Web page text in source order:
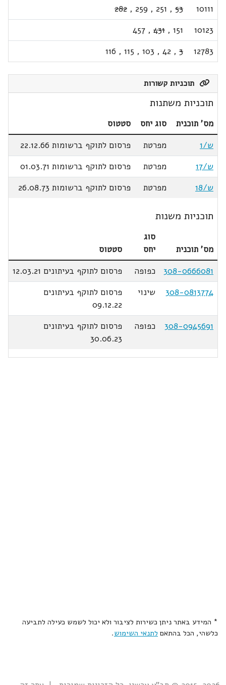
10111
53
,
251
,
259
,
282
10123
151
,
431
,
457
12783
3
,
42
,
103
,
115
,
116
תוכניות קשורות
תוכניות משתנות
מס' תוכנית סוג יחס
סטטוס
ש/1
מפרטת
פרסום לתוקף ברשומות 22.12.66
ש/17
מפרטת
פרסום לתוקף ברשומות 01.03.71
ש/18
מפרטת פרסום לתוקף ברשומות 26.08.73
תוכניות משנות
מס' תוכנית
סוג
יחס
סטטוס
308-0666081
כפופה
פרסום לתוקף בעיתונים 12.03.21
308-0813774
שינוי
פרסום לתוקף בעיתונים
09.12.22
308-0945691
כפופה
פרסום לתוקף בעיתונים
30.06.23
* המידע באתר ניתן כשירות לציבור ולא יכול לשמש כעילה לתביעה
כלשהי, הכל בהתאם לתנאי השימוש.